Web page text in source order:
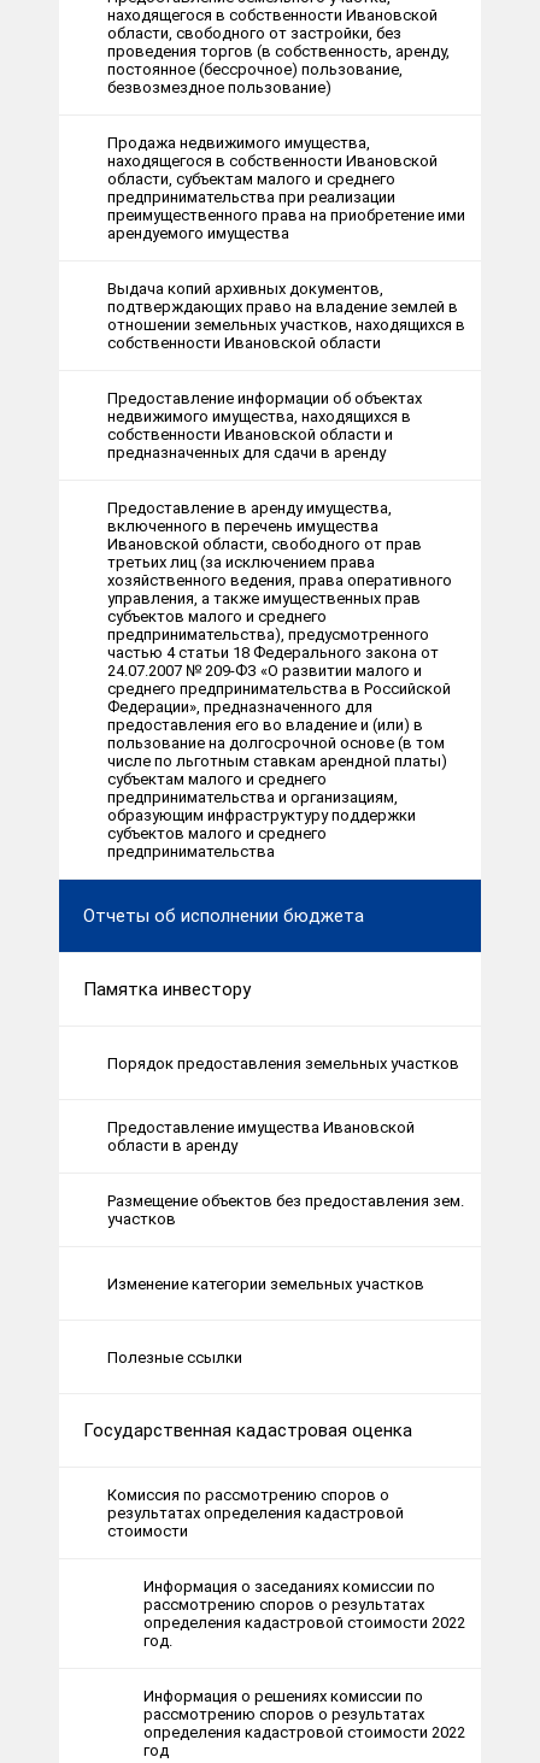
находящегося в собственности Ивановской
области, свободного от застройки, без
проведения торгов (в собственность, аренду,
постоянное (бессрочное) пользование,
безвозмездное пользование)
Продажа недвижимого имущества,
находящегося в собственности Ивановской
области, субъектам малого и среднего
предпринимательства при реализации
преимущественного права на приобретение ими
арендуемого имущества
Выдача копий архивных документов,
подтверждающих право на владение землей в
отношении земельных участков, находящихся в
собственности Ивановской области
Предоставление информации об объектах
недвижимого имущества, находящихся в
собственности Ивановской области и
предназначенных для сдачи в аренду
Предоставление в аренду имущества,
включенного в перечень имущества
Ивановской области, свободного от прав
третьих лиц (за исключением права
хозяйственного ведения, права оперативного
управления, а также имущественных прав
субъектов малого и среднего
предпринимательства), предусмотренного
частью 4 статьи 18 Федерального закона от
24.07.2007 № 209-ФЗ «О развитии малого и
среднего предпринимательства в Российской
Федерации», предназначенного для
предоставления его во владение и (или) в
пользование на долгосрочной основе (в том
числе по льготным ставкам арендной платы)
субъектам малого и среднего
предпринимательства и организациям,
образующим инфраструктуру поддержки
субъектов малого и среднего
предпринимательства
Отчеты об исполнении бюджета
Памятка инвестору
Порядок предоставления земельных участков
Предоставление имущества Ивановской
области в аренду
Размещение объектов без предоставления зем.
участков
Изменение категории земельных участков
Полезные ссылки
Государственная кадастровая оценка
Комиссия по рассмотрению споров о
результатах определения кадастровой
стоимости
Информация о заседаниях комиссии по
рассмотрению споров о результатах
определения кадастровой стоимости 2022
год.
Информация о решениях комиссии по
рассмотрению споров о результатах
определения кадастровой стоимости 2022
год